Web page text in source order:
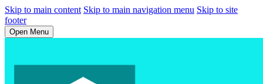
Skip to main content Skip to main navigation menu Skip to site
footer
Open Menu